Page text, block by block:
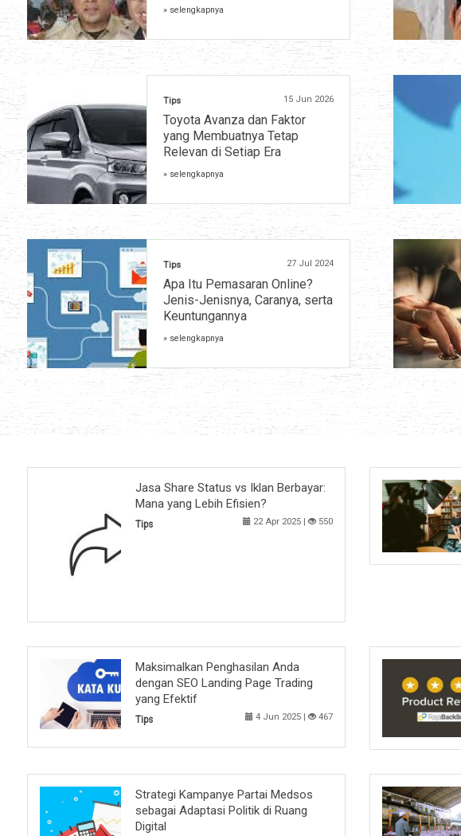
» selengkapnya
Tips 15 Jun 2026
Toyota Avanza dan Faktor
yang Membuatnya Tetap
Relevan di Setiap Era
» selengkapnya
Tips 27 Jul 2024
Apa Itu Pemasaran Online?
Jenis-Jenisnya, Caranya, serta
Keuntungannya
» selengkapnya
Jasa Share Status vs Iklan Berbayar:
Mana yang Lebih Efisien?
Tips 22 Apr 2025 | 550
Maksimalkan Penghasilan Anda
dengan SEO Landing Page Trading
yang Efektif
Tips 4 Jun 2025 | 467
Strategi Kampanye Partai Medsos
sebagai Adaptasi Politik di Ruang
Digital